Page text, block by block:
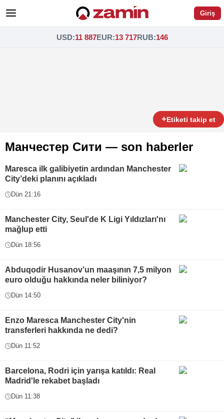
Giriş
USD:11 887EUR:13 717RUB:146
+Etiketi takip et
Манчестер Сити — son haberler
Maresca ilk galibiyetin ardından Manchester
City’deki planını açıkladı
Dün 21:16
Manchester City, Seul'de K Ligi Yıldızları'nı
mağlup etti
Dün 18:56
Abduqodir Husanov’un maaşının 7,5 milyon
euro olduğu hakkında neler biliniyor?
Dün 14:50
Enzo Maresca Manchester City'nin
transferleri hakkında ne dedi?
Dün 11:52
Barcelona, Rodri için yarışa katıldı: Real
Madrid'le rekabet başladı
Dün 11:38